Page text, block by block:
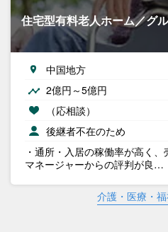
住宅型有料老人ホーム／グ
中国地方
2億円～5億円
（応相談）
後継者不在のため
・通所・入居の稼働率が高く
マネージャーからの評判が良…
介護・医療・